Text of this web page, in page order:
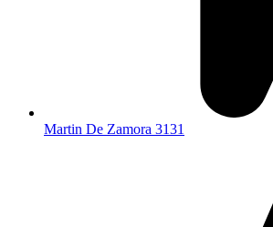
Martin De Zamora 3131